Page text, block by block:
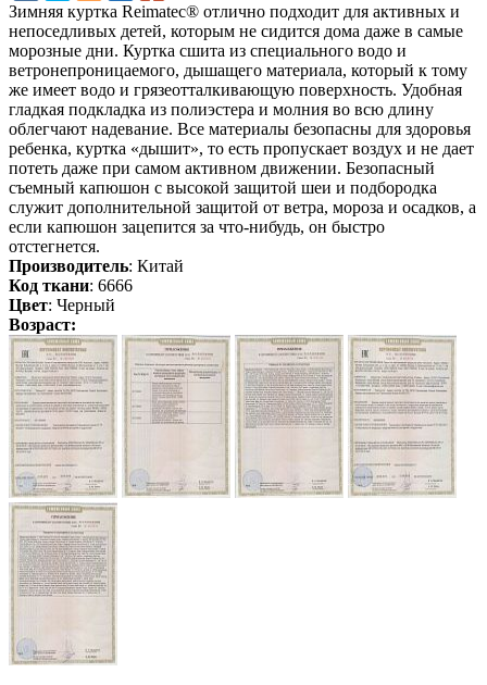
Зимняя куртка Reimatec® отлично подходит для активных и
непоседливых детей, которым не сидится дома даже в самые
морозные дни. Куртка сшита из специального водо и
ветронепроницаемого, дышащего материала, который к тому
же имеет водо и грязеотталкивающую поверхность. Удобная
гладкая подкладка из полиэстера и молния во всю длину
облегчают надевание. Все материалы безопасны для здоровья
ребенка, куртка «дышит», то есть пропускает воздух и не дает
потеть даже при самом активном движении. Безопасный
съемный капюшон с высокой защитой шеи и подбородка
служит дополнительной защитой от ветра, мороза и осадков, а
если капюшон зацепится за что-нибудь, он быстро
отстегнется.
Производитель: Китай
Код ткани: 6666
Цвет: Черный
Возраст: